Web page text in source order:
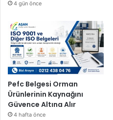
4 gün önce
Pefc Belgesi Orman
Ürünlerinin Kaynağını
Güvence Altına Alır
4 hafta önce